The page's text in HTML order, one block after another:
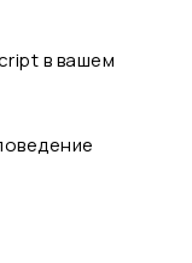
в вашем